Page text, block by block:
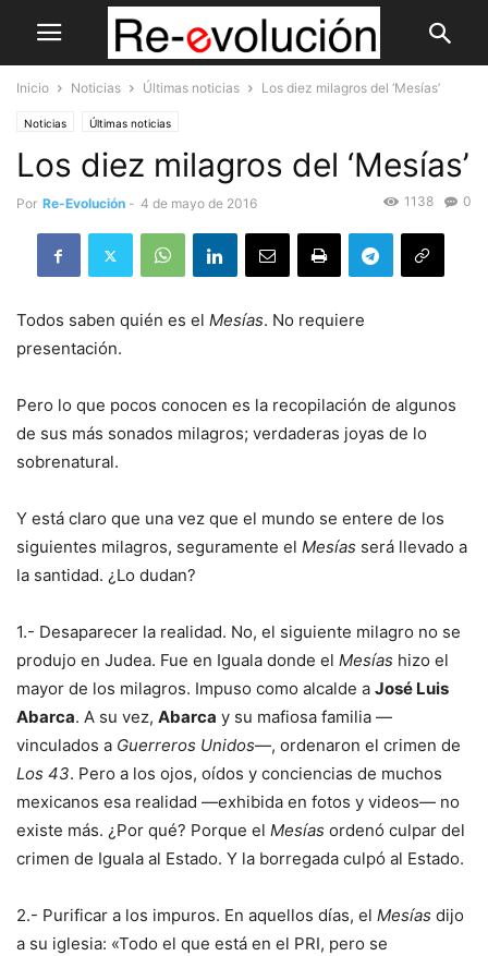
Inicio Noticias Últimas noticias Los diez milagros del ‘Mesías’
Noticias Últimas noticias
Los diez milagros del ‘Mesías’
Por Re-Evolución - 4 de mayo de 2016 0
1138
Todos saben quién es el Mesías. No requiere
presentación.
Pero lo que pocos conocen es la recopilación de algunos
de sus más sonados milagros; verdaderas joyas de lo
sobrenatural.
Y está claro que una vez que el mundo se entere de los
siguientes milagros, seguramente el Mesías será llevado a
la santidad. ¿Lo dudan?
1.- Desaparecer la realidad. No, el siguiente milagro no se
produjo en Judea. Fue en Iguala donde el Mesías hizo el
mayor de los milagros. Impuso como alcalde a José Luis
Abarca. A su vez, Abarca y su mafiosa familia —
vinculados a Guerreros Unidos—, ordenaron el crimen de
Los 43. Pero a los ojos, oídos y conciencias de muchos
mexicanos esa realidad —exhibida en fotos y videos— no
existe más. ¿Por qué? Porque el Mesías ordenó culpar del
crimen de Iguala al Estado. Y la borregada culpó al Estado.
2.- Purificar a los impuros. En aquellos días, el Mesías dijo
a su iglesia: «Todo el que está en el PRI, pero se